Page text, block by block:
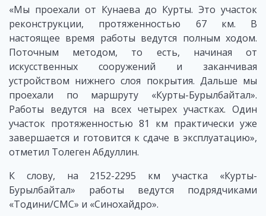
«Мы проехали от Кунаева до Курты. Это участок
реконструкции, протяженностью 67 км. В
настоящее время работы ведутся полным ходом.
Поточным методом, то есть, начиная от
искусственных сооружений и заканчивая
устройством нижнего слоя покрытия. Дальше мы
проехали по маршруту «Курты-Бурылбайтал».
Работы ведутся на всех четырех участках. Один
участок протяженностью 81 км практически уже
завершается и готовится к сдаче в эксплуатацию»,
отметил Толеген Абдуллин.
К слову, на 2152-2295 км участка «Курты-
Бурылбайтал» работы ведутся подрядчиками
«Тодини/СМС» и «Синохайдро».